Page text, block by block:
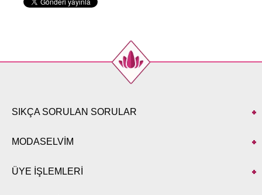
SIKÇA SORULAN SORULAR
MODASELVİM
ÜYE İŞLEMLERİ